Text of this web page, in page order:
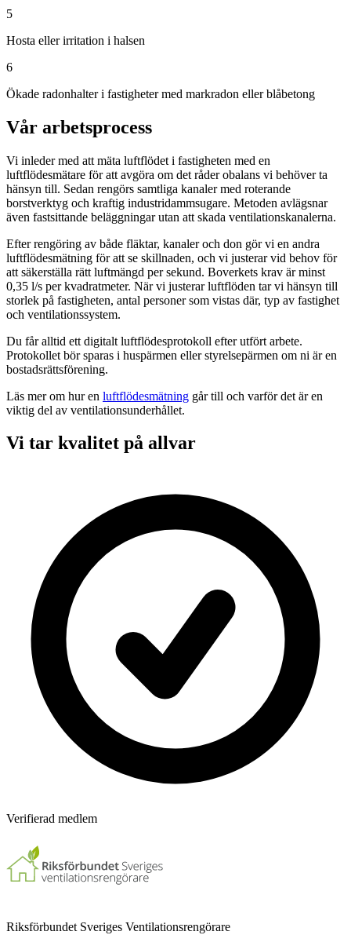
5
Hosta eller irritation i halsen
6
Ökade radonhalter i fastigheter med markradon eller blåbetong
Vår arbetsprocess
Vi inleder med att mäta luftflödet i fastigheten med en
luftflödesmätare för att avgöra om det råder obalans vi behöver ta
hänsyn till. Sedan rengörs samtliga kanaler med roterande
borstverktyg och kraftig industridammsugare. Metoden avlägsnar
även fastsittande beläggningar utan att skada ventilationskanalerna.
Efter rengöring av både fläktar, kanaler och don gör vi en andra
luftflödesmätning för att se skillnaden, och vi justerar vid behov för
att säkerställa rätt luftmängd per sekund. Boverkets krav är minst
0,35 l/s per kvadratmeter. När vi justerar luftflöden tar vi hänsyn till
storlek på fastigheten, antal personer som vistas där, typ av fastighet
och ventilationssystem.
Du får alltid ett digitalt luftflödesprotokoll efter utfört arbete.
Protokollet bör sparas i huspärmen eller styrelsepärmen om ni är en
bostadsrättsförening.
Läs mer om hur en luftflödesmätning går till och varför det är en
viktig del av ventilationsunderhållet.
Vi tar kvalitet på allvar
Verifierad medlem
Riksförbundet Sveriges Ventilationsrengörare